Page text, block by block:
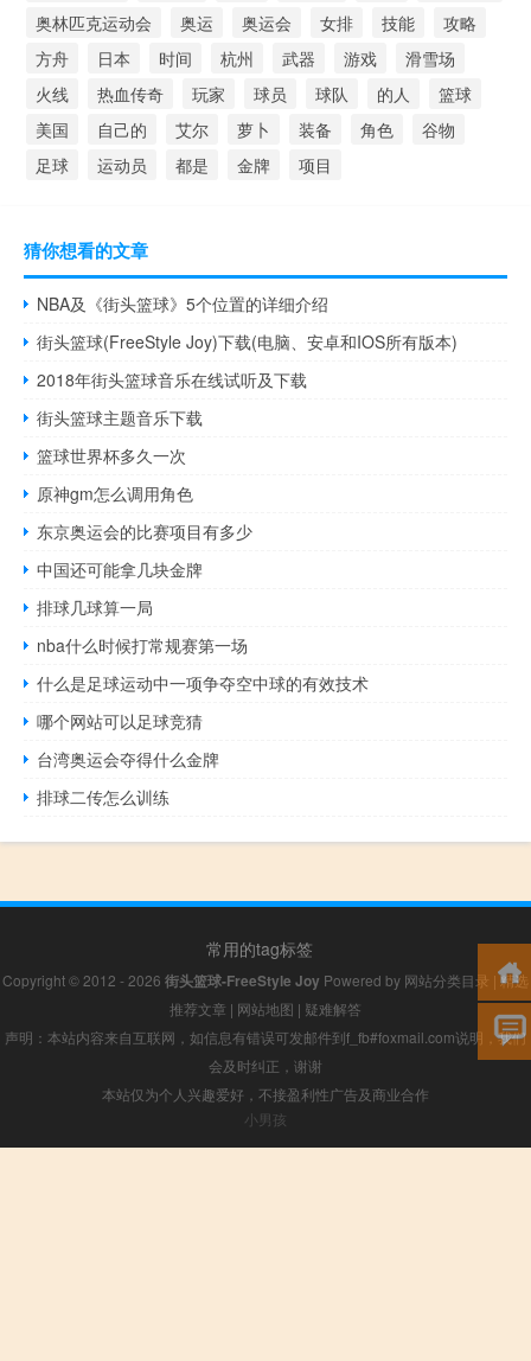
奥林匹克运动会
奥运 奥运会 女排 技能
攻略
方舟
日本 时间 杭州 武器 游戏
滑雪场
火线
热血传奇 玩家 球员 球队 的人
篮球
美国
自己的 艾尔 萝卜 装备 角色
谷物
足球
运动员 都是 金牌 项目
猜你想看的文章
NBA及《街头篮球》5个位置的详细介绍
街头篮球(FreeStyle Joy)下载(电脑、安卓和IOS所有版本)
2018年街头篮球音乐在线试听及下载
街头篮球主题音乐下载
篮球世界杯多久一次
原神gm怎么调用角色
东京奥运会的比赛项目有多少
中国还可能拿几块金牌
排球几球算一局
nba什么时候打常规赛第一场
什么是足球运动中一项争夺空中球的有效技术
哪个网站可以足球竞猜
台湾奥运会夺得什么金牌
排球二传怎么训练
常用的tag标签
Copyright © 2012 - 2026 街头篮球-FreeStyle Joy Powered by 网站分类目录 |精选
推荐文章 | 网站地图 | 疑难解答
声明：本站内容来自互联网，如信息有错误可发邮件到f_fb#foxmail.com说明，我们
会及时纠正，谢谢
本站仅为个人兴趣爱好，不接盈利性广告及商业合作
小男孩